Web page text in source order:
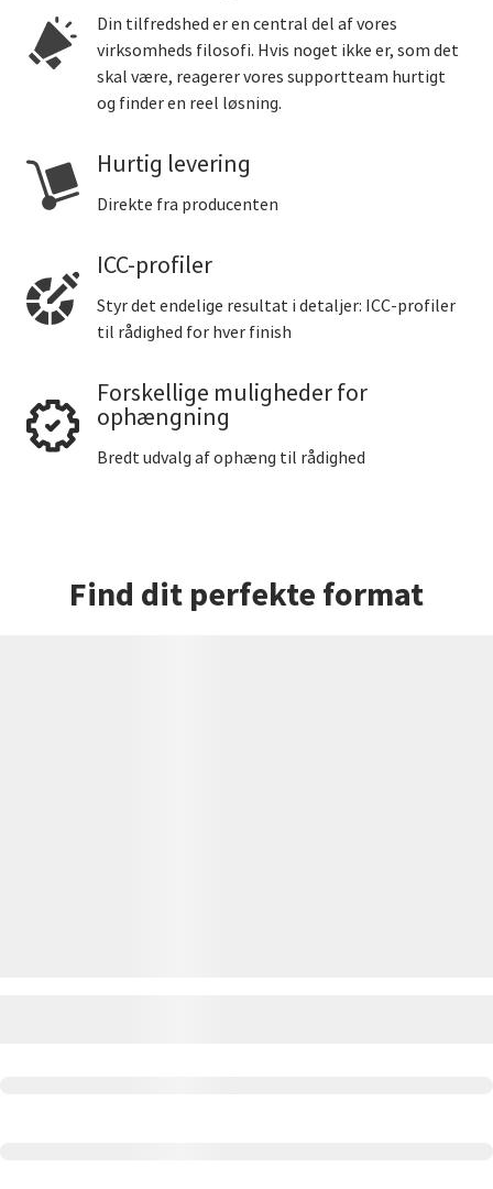
Din tilfredshed er en central del af vores
virksomheds filosofi. Hvis noget ikke er, som det
skal være, reagerer vores supportteam hurtigt
og finder en reel løsning.
Hurtig levering
Direkte fra producenten
ICC-profiler
Styr det endelige resultat i detaljer: ICC-profiler
til rådighed for hver finish
Forskellige muligheder for
ophængning
Bredt udvalg af ophæng til rådighed
Find dit perfekte format